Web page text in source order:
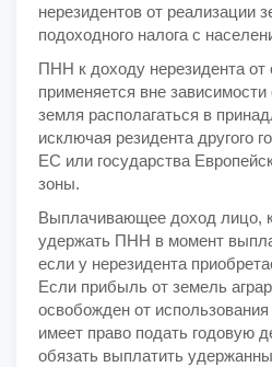
нерезидентов от реализации
подоходного налога с
ПНН к доходу нерезидента от
применяется вне зависимости
земля располагаться в
исключая резидента другого
ЕС или государства
зоны.
Выплачивающее доход лицо,
удержать ПНН в момент
если у нерезидента
Если прибыль от земель
освобожден от
имеет право подать годовую
обязать выплатить